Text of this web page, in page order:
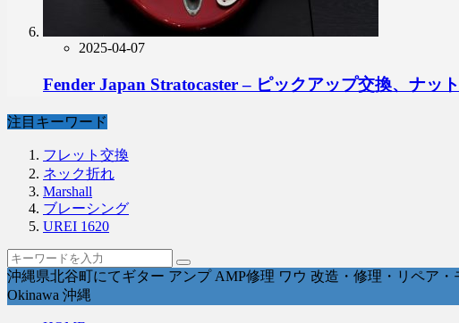
2025-04-07
Fender Japan Stratocaster – ピックアップ交換、ナッ
注目キーワード
フレット交換
ネック折れ
Marshall
ブレーシング
UREI 1620
沖縄県北谷町にてギター アンプ AMP修理 ワウ 改造・修理・リペア
Okinawa 沖縄